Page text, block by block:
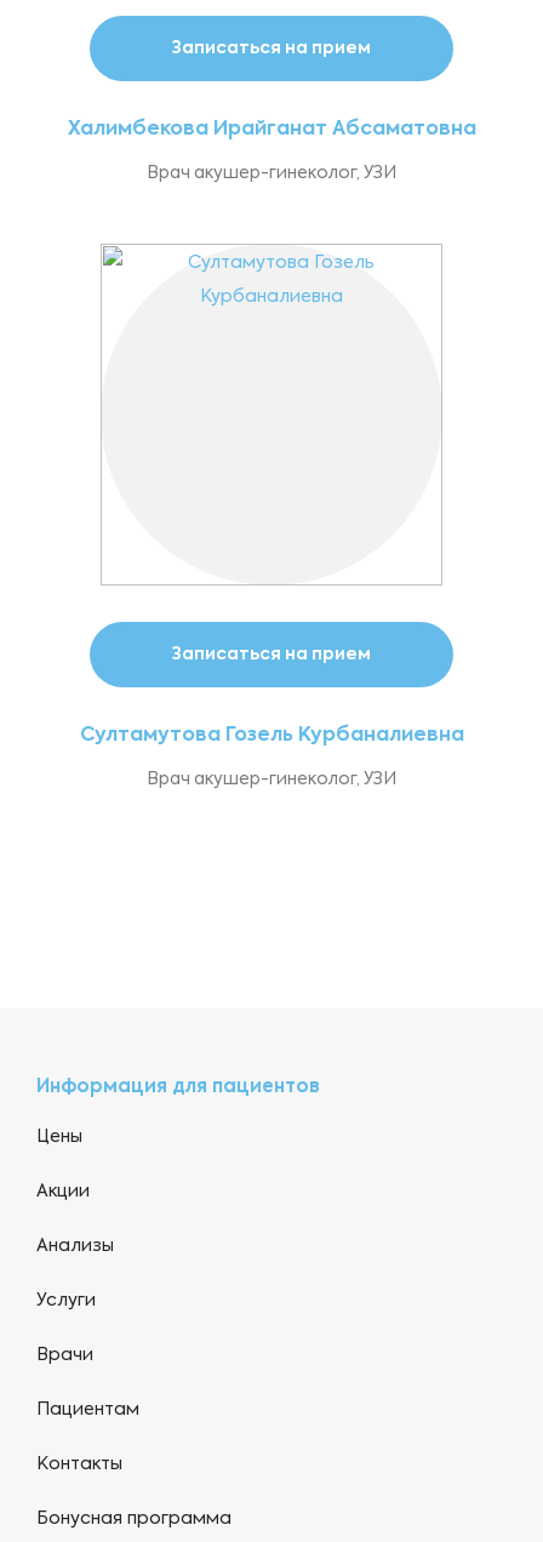
Записаться на прием
Халимбекова Ирайганат Абсаматовна
Врач акушер-гинеколог, УЗИ
Записаться на прием
Султамутова Гозель Курбаналиевна
Врач акушер-гинеколог, УЗИ
Информация для пациентов
Цены
Акции
Анализы
Услуги
Врачи
Пациентам
Контакты
Бонусная программа